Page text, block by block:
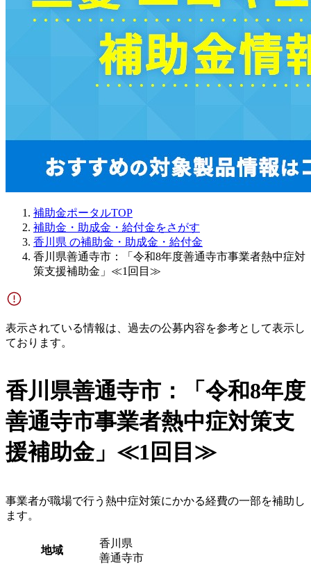
補助金ポータルTOP
補助金・助成金・給付金をさがす
香川県 の補助金・助成金・給付金
香川県善通寺市：「令和8年度善通寺市事業者熱中症対
策支援補助金」≪1回目≫
表示されている情報は、過去の公募内容を参考として表示し
ております。
香川県善通寺市：「令和8年度
善通寺市事業者熱中症対策支
援補助金」≪1回目≫
事業者が職場で行う熱中症対策にかかる経費の一部を補助し
ます。
地域
香川県
善通寺市